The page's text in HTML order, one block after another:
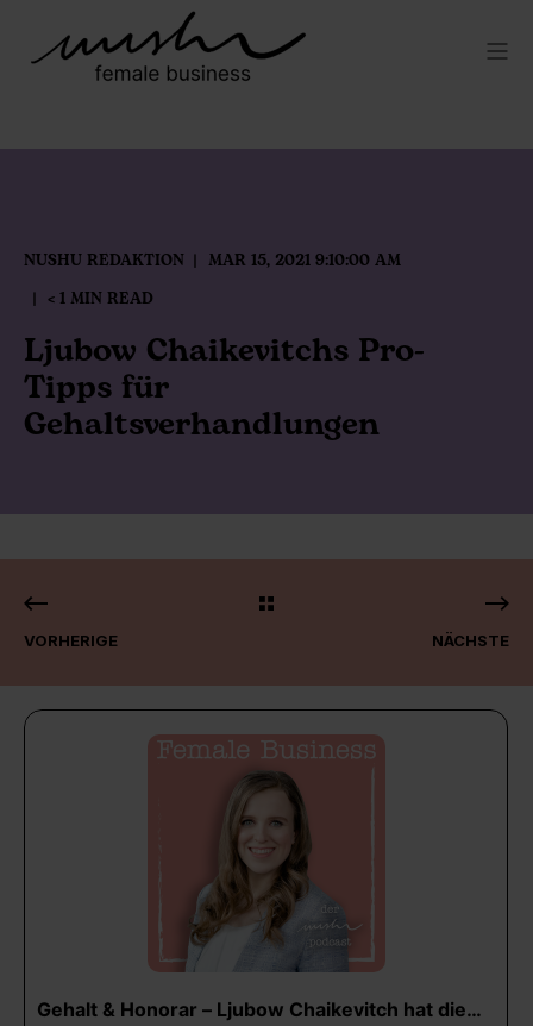
NUSHU REDAKTION
MAR 15, 2021 9:10:00 AM
< 1 MIN READ
Ljubow Chaikevitchs Pro-
Tipps für
Gehaltsverhandlungen
VORHERIGE NÄCHSTE